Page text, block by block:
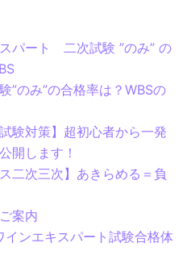
パート 二次試験 ”のみ” の
のみ”の合格率は？WBSの
験対策】超初心者から一発
開します！
二次三次】あきらめる＝負
案内
ンエキスパート試験合格体